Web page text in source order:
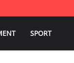
SPORT